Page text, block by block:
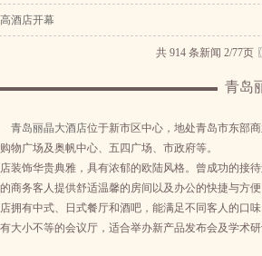
酒店开幕
共 914 条新闻 2/77页
青岛
青岛丽晶大酒店位于新市区中心，地处青岛市东部
物广场及奥帆中心、五四广场、市政府等。
饰华贵典雅，具有浓郁的欧陆风格。曾成功的接待
商务客人提供舒适温馨的房间以及办公的快捷与方便
有中式、日式餐厅和酒吧，能满足不同客人的口味
大小不等的会议厅，适合举办新产品发布会及学术研